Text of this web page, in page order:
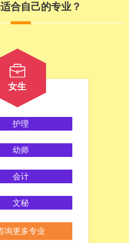
合自己的专业？
女生
护理
幼师
会计
文秘
询更多专业